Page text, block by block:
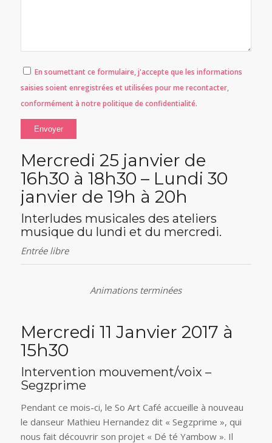
En soumettant ce formulaire, j'accepte que les informations
saisies soient enregistrées et utilisées pour me recontacter,
conformément à notrepolitique de confidentialité.
Mercredi 25 janvier de
16h30 à 18h30 – Lundi 30
janvier de 19h à 20h
Interludes musicales des ateliers
musique du lundi et du mercredi.
Entrée libre
Animations terminées
Mercredi 11 Janvier 2017 à
15h30
Intervention mouvement/voix –
Segzprime
Pendant ce mois-ci, le So Art Café accueille à nouveau
le danseur Mathieu Hernandez dit « Segzprime », qui
nous fait découvrir son projet « Dé té Yambow ». Il